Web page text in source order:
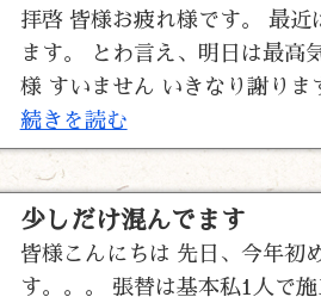
拝啓 皆様お疲れ様です。 最
ます。 とわ言え、明日は最
様 すいません いきなり謝り
続きを読む
少しだけ混んでます
皆様こんにちは 先日、今年初
す。。。 張替は基本私1人で